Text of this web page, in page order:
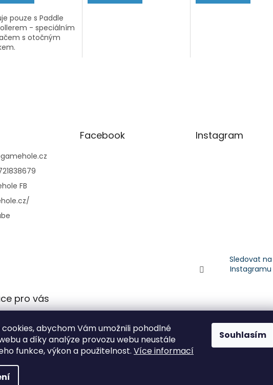
abychom Vám umožnili pohodlné
a díky analýze provozu webu neustále
funkce, výkon a použitelnost. Více informací
Souhlasím
pouze s Paddle
- speciálním
s otočným
gamehole.cz
FB
Facebook Instagram
Sledovat na
Instagramu
pro vás